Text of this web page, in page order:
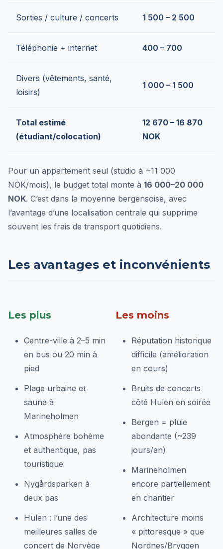
Sorties / culture / concerts 1 500 – 2 500
Téléphonie + internet 400 – 700
Divers (vêtements, santé,
loisirs)
1 000 – 1 500
Total estimé
(étudiant/colocation)
12 670 – 16 870
NOK
Pour un appartement seul (studio à ~11 000
NOK/mois), le budget total monte à 16 000–20 000
NOK. C’est dans la moyenne bergensoise, avec
l’avantage d’une localisation centrale qui supprime
souvent les frais de transport quotidiens.
Les avantages et inconvénients
Les plus
Centre-ville à 2–5 min
en bus ou 20 min à
pied
Plage urbaine et
sauna à
Marineholmen
Atmosphère bohème
et authentique, pas
touristique
Nygårdsparken à
deux pas
Hulen : l’une des
meilleures salles de
concert de Norvège
Les moins
Réputation historique
difficile (amélioration
en cours)
Bruits de concerts
côté Hulen en soirée
Bergen = pluie
abondante (~239
jours/an)
Marineholmen
encore partiellement
en chantier
Architecture moins
« pittoresque » que
Nordnes/Bryggen